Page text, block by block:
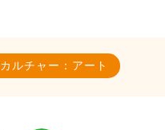
カルチャー：アート